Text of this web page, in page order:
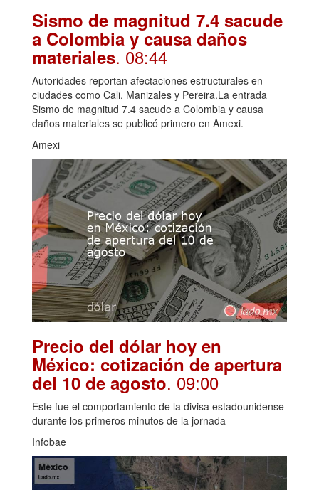
Sismo de magnitud 7.4 sacude
a Colombia y causa daños
materiales. 08:44
Autoridades reportan afectaciones estructurales en
ciudades como Cali, Manizales y Pereira.La entrada
Sismo de magnitud 7.4 sacude a Colombia y causa
daños materiales se publicó primero en Amexi.
Amexi
Precio del dólar hoy en
México: cotización de apertura
del 10 de agosto. 09:00
Este fue el comportamiento de la divisa estadounidense
durante los primeros minutos de la jornada
Infobae